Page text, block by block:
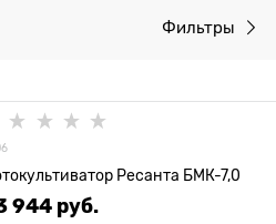
Фильтры
Ресанта БМК-7,0
944 руб.